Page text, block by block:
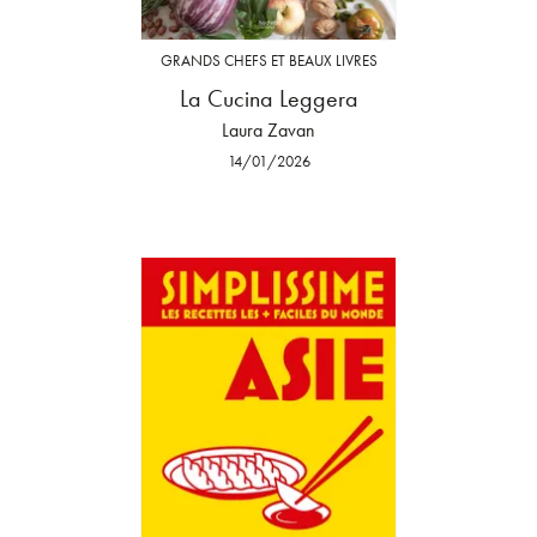
GRANDS CHEFS ET BEAUX LIVRES
La Cucina Leggera
Laura Zavan
14/01/2026